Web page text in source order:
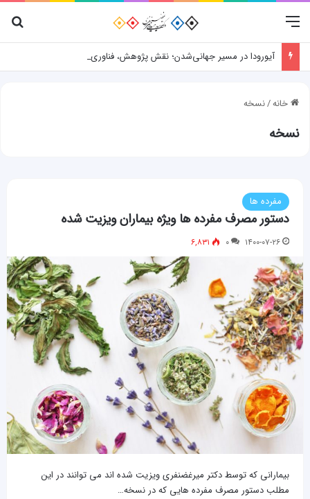
منو
آیورودا در مسیر جهانی‌شدن؛ نقش پژوهش، فناوری و شواهد علمی
خانه/نسخه
نسخه
مفرده ها
دستور مصرف مفرده ها ویژه بیماران ویزیت شده
۱۴۰۰-۰۷-۲۶ ۰ ۶,۸۳۱
بیمارانی که توسط دکتر میرغضنفری ویزیت شده اند می توانند در این
مطلب دستور مصرف مفرده هایی که در نسخه…